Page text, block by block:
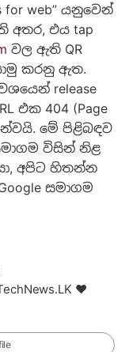
for web” යනුවෙන්
අතර, එය tap
වල ඇති QR
කරනු ඇත.
release
එක 404 (Page
මේ පිළිබඳව
විසින් නිළ
අපිට හිතන්න
සමාගම
❤️